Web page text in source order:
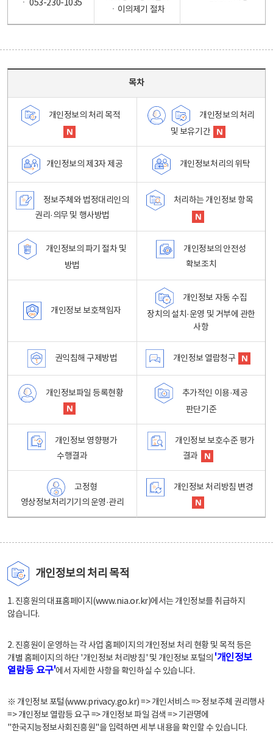
ㆍ 053-230-1035
ㆍ이의제기 절차
목차
개인정보의 처리 목적
개인정보의 처리
및 보유기간
개인정보의 제3자 제공 개인정보처리의 위탁
정보주체와 법정대리인의
권리·의무 및 행사방법
처리하는 개인정보 항목
개인정보의 파기 절차 및
방법
개인정보의 안전성
확보조치
개인정보 보호책임자
개인정보 자동 수집
장치의 설치·운영 및 거부에 관한
사항
권익침해 구제방법 개인정보 열람청구
개인정보파일 등록현황
추가적인 이용·제공
판단기준
개인정보 영향평가
수행결과
개인정보 보호수준 평가
결과
고정형
영상정보처리기기의 운영·관리
개인정보 처리방침 변경
개인정보의 처리 목적
1. 진흥원의 대표홈페이지(www.nia.or.kr)에서는 개인정보를 취급하지
않습니다.
2. 진흥원이 운영하는 각 사업 홈페이지의 개인정보 처리 현황 및 목적 등은
개별 홈페이지의 하단 '개인정보 처리방침' 및 개인정보 포털의 '개인정보
열람등 요구'에서 자세한 사항을 확인하실 수 있습니다.
※ 개인정보 포털(www.privacy.go.kr) => 개인서비스 => 정보주체 권리행사
=> 개인정보 열람등 요구 => 개인정보 파일 검색 => 기관명에
"한국지능정보사회진흥원"을 입력하면 세부 내용을 확인할 수 있습니다.